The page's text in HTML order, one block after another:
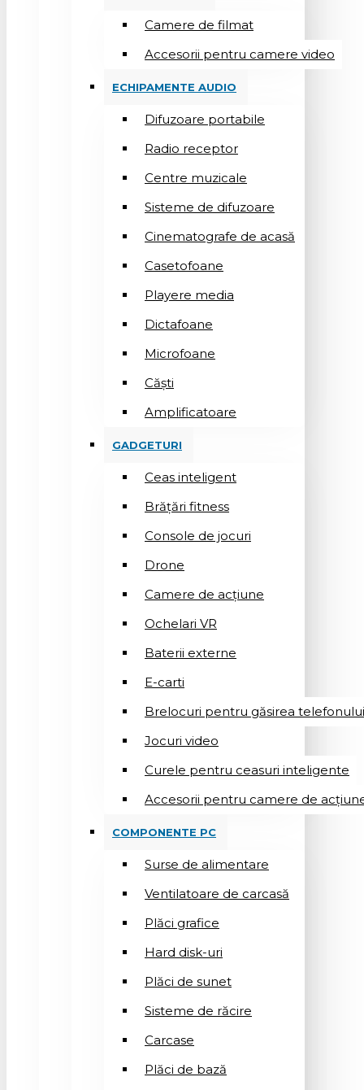
Camere de filmat
Accesorii pentru camere video
ECHIPAMENTE AUDIO
Difuzoare portabile
Radio receptor
Centre muzicale
Sisteme de difuzoare
Cinematografe de acasă
Casetofoane
Playere media
Dictafoane
Microfoane
Căşti
Amplificatoare
GADGETURI
Ceas inteligent
Brățări fitness
Console de jocuri
Drone
Camere de acțiune
Ochelari VR
Baterii externe
E-carti
Brelocuri pentru găsirea telefonului
Jocuri video
Curele pentru ceasuri inteligente
Accesorii pentru camere de
COMPONENTE PC
Surse de alimentare
Ventilatoare de carcasă
Plăci grafice
Hard disk-uri
Plăci de sunet
Sisteme de răcire
Carcase
Plăci de bază